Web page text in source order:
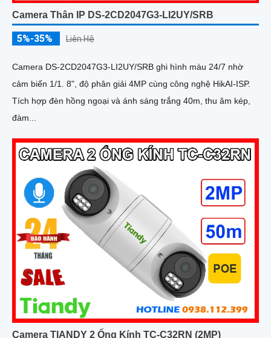
Camera Thân IP DS-2CD2047G3-LI2UY/SRB
5%-35% Liên Hệ
Camera DS-2CD2047G3-LI2UY/SRB ghi hình màu 24/7 nhờ
cảm biến 1/1. 8", độ phân giải 4MP cùng công nghệ HikAI-ISP.
Tích hợp đèn hồng ngoại và ánh sáng trắng 40m, thu âm kép,
đàm...
Camera TIANDY 2 Ống Kính TC-C32RN (2MP)